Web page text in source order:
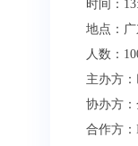
时间：
地点：
人数：
主办方
协办方
合作方